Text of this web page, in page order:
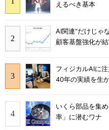
えるべき基本
AI関連“だけじゃ
顧客基盤強化が
フィジカルAIに
40年の実績を生
いくら部品を集
率」に潜むワナ